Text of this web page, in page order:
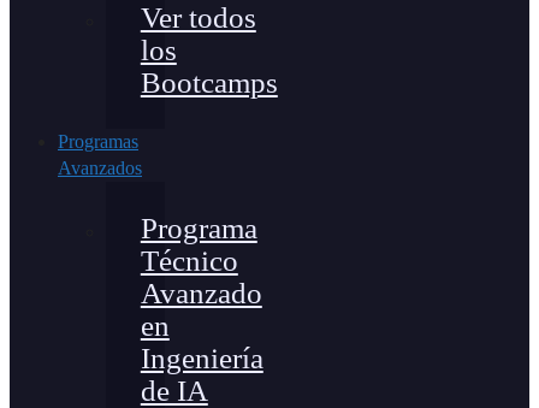
Ver todos
los
Bootcamps
Programas
Avanzados
Programa
Técnico
Avanzado
en
Ingeniería
de IA